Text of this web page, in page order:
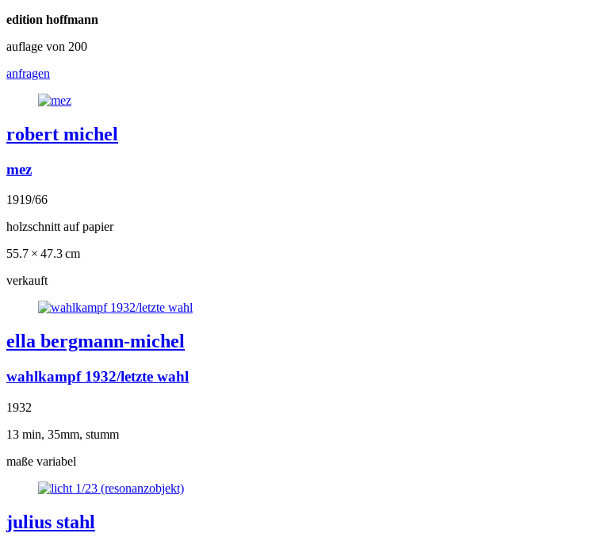
edition hoffmann
auflage von 200
anfragen
robert michel
mez
1919/66
holzschnitt auf papier
55.7 × 47.3 cm
verkauft
ella bergmann-michel
wahlkampf 1932/letzte wahl
1932
13 min, 35mm, stumm
maße variabel
julius stahl